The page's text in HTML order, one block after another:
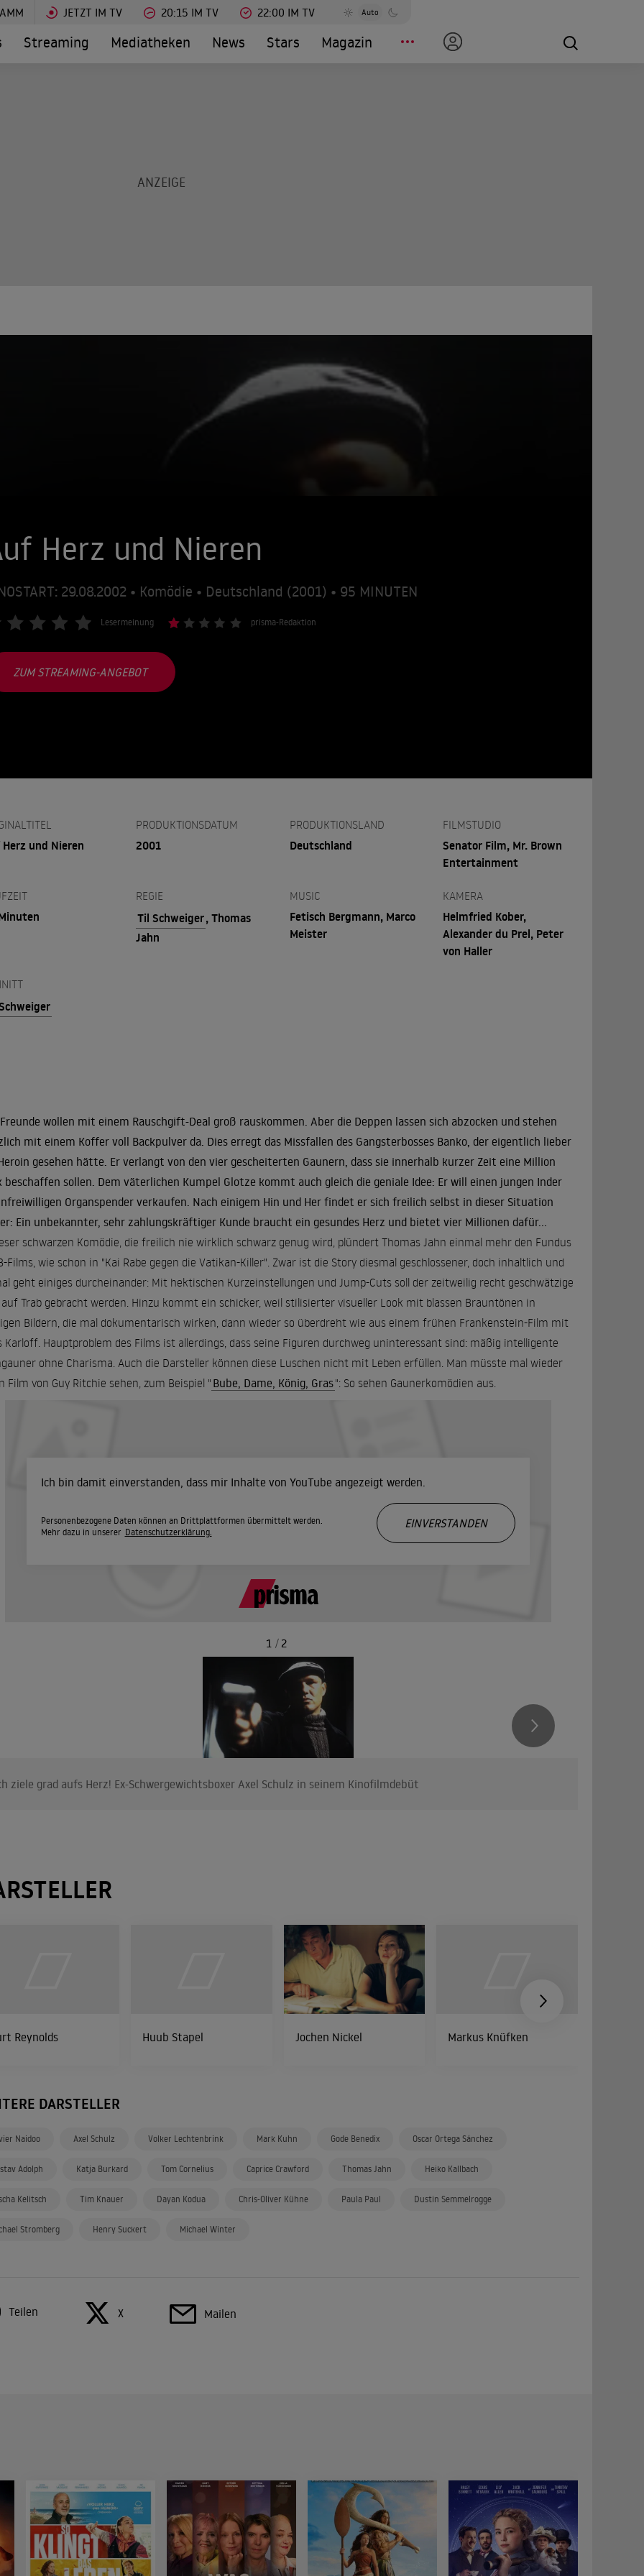
JETZT IM TV 20:15 IM TV 22:00 IM TV Auto
Streaming Mediatheken News Stars Magazin
Herz und Nieren
29.08.2002 • Komödie • Deutschland (2001) • 95 MINUTEN
Lesermeinung prisma-Redaktion
ZUM STREAMING-ANGEBOT
und Nieren
PRODUKTIONSDATUM
2001
PRODUKTIONSLAND
Deutschland
FILMSTUDIO
Senator Film, Mr. Brown
Entertainment
REGIE
Til Schweiger, Thomas
Jahn
MUSIC
Fetisch Bergmann, Marco
Meister
KAMERA
Helmfried Kober,
Alexander du Prel, Peter
von Haller
wollen mit einem Rauschgift-Deal groß rauskommen. Aber die Deppen lassen sich abzocken und stehen
mit einem Koffer voll Backpulver da. Dies erregt das Missfallen des Gangsterbosses Banko, der eigentlich lieber
gesehen hätte. Er verlangt von den vier gescheiterten Gaunern, dass sie innerhalb kurzer Zeit eine Million
beschaffen sollen. Dem väterlichen Kumpel Glotze kommt auch gleich die geniale Idee: Er will einen jungen Inder
Organspender verkaufen. Nach einigem Hin und Her findet er sich freilich selbst in dieser Situation
Ein unbekannter, sehr zahlungskräftiger Kunde braucht ein gesundes Herz und bietet vier Millionen dafür...
schwarzen Komödie, die freilich nie wirklich schwarz genug wird, plündert Thomas Jahn einmal mehr den Fundus
Films, wie schon in "Kai Rabe gegen die Vatikan-Killer". Zwar ist die Story diesmal geschlossener, doch inhaltlich und
geht einiges durcheinander: Mit hektischen Kurzeinstellungen und Jump-Cuts soll der zeitweilig recht geschwätzige
Trab gebracht werden. Hinzu kommt ein schicker, weil stilisierter visueller Look mit blassen Brauntönen in
Bildern, die mal dokumentarisch wirken, dann wieder so überdreht wie aus einem frühen Frankenstein-Film mit
Karloff. Hauptproblem des Films ist allerdings, dass seine Figuren durchweg uninteressant sind: mäßig intelligente
ohne Charisma. Auch die Darsteller können diese Luschen nicht mit Leben erfüllen. Man müsste mal wieder
Film von Guy Ritchie sehen, zum Beispiel " Bube, Dame, König, Gras": So sehen Gaunerkomödien aus.
Ich bin damit einverstanden, dass mir Inhalte von YouTube angezeigt werden.
Personenbezogene Daten können an Drittplattformen übermittelt werden.
Mehr dazu in unserer Datenschutzerklärung.
EINVERSTANDEN
ziele grad aufs Herz! Ex-Schwergewichtsboxer Axel Schulz in seinem Kinofilmdebüt
1 / 2
Reynolds Huub Stapel Jochen Nickel Markus Knüfken
DARSTELLER
Naidoo Axel Schulz Volker Lechtenbrink Mark Kuhn Gode Benedix Oscar Ortega Sánchez
Adolph Katja Burkard Tom Cornelius Caprice Crawford Thomas Jahn Heiko Kallbach
Kelitsch Tim Knauer Dayan Kodua Chris-Oliver Kühne Paula Paul Dustin Semmelrogge
Stromberg Henry Suckert Michael Winter
Teilen X Mailen